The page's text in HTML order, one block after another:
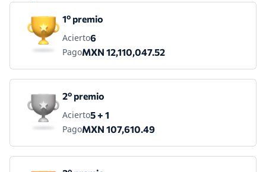
1º premio
Acierto6
PagoMXN 12,110,047.52
2º premio
Acierto5 + 1
PagoMXN 107,610.49